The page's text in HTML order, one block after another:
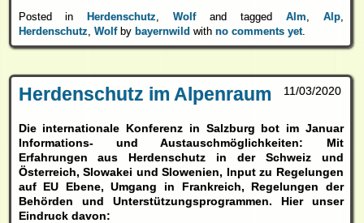
Posted in Herdenschutz,Wolfand taggedAlm, Alp,
Herdenschutz, Wolfby bayernwild with no comments yet.
11/03/2020
Herdenschutz im Alpenraum
Die internationale Konferenz in Salzburg bot im Januar
Informations- und Austauschmöglichkeiten: Mit
Erfahrungen aus Herdenschutz in der Schweiz und
Österreich, Slowakei und Slowenien, Input zu Regelungen
auf EU Ebene, Umgang in Frankreich, Regelungen der
Behörden und Unterstützungsprogrammen. Hier unser
Eindruck davon: